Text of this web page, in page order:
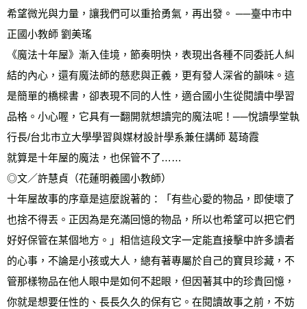
希望微光與力量，讓我們可以重拾勇氣，再出發。 ──臺中市中
正國小教師 劉美瑤
《魔法十年屋》漸入佳境，節奏明快，表現出各種不同委託人糾
結的內心，還有魔法師的慈悲與正義，更有發人深省的韻味。這
是簡單的橋樑書，卻表現不同的人性，適合國小生從閱讀中學習
品格。小心喔，它具有一翻開就想讀完的魔法呢！──悅讀學堂執
行長/台北市立大學學習與媒材設計學系兼任講師 葛琦霞
就算是十年屋的魔法，也保管不了……
◎文／許慧貞（花蓮明義國小教師）
十年屋故事的序章是這麼說著的：「有些心愛的物品，即使壞了
也捨不得丟。正因為是充滿回憶的物品，所以也希望可以把它們
好好保管在某個地方。」相信這段文字一定能直接擊中許多讀者
的心事，不論是小孩或大人，總有著專屬於自己的寶貝珍藏，不
管那樣物品在他人眼中是如何不起眼，但因著其中的珍貴回憶，
你就是想要任性的、長長久久的保有它。在閱讀故事之前，不妨